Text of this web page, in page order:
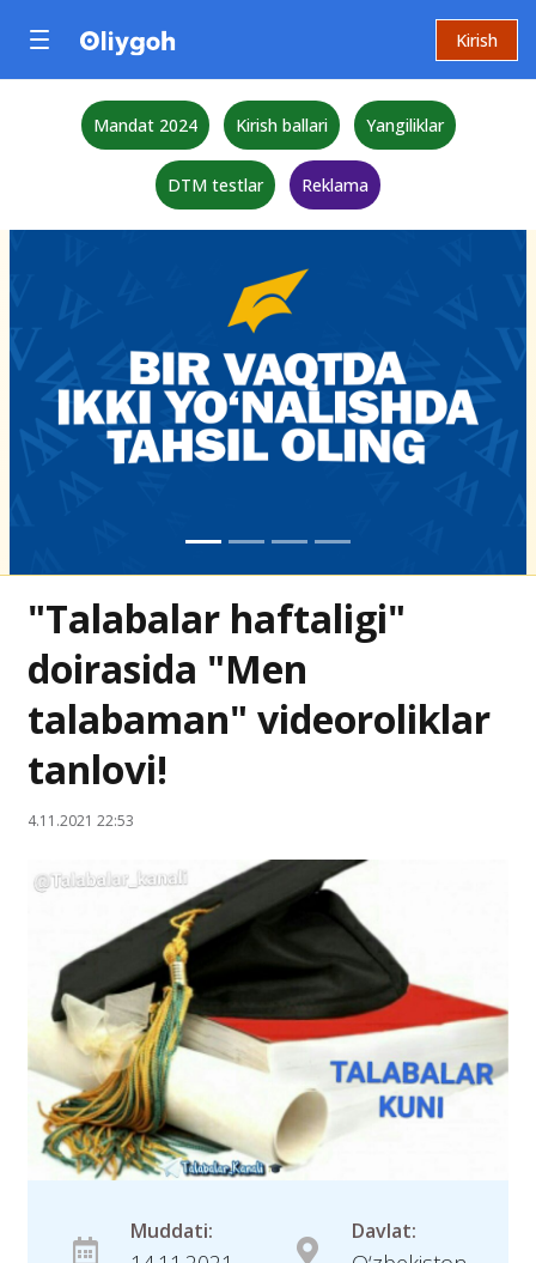
Kirish
Mandat 2024 Kirish ballari Yangiliklar
DTM testlar Reklama
"Talabalar haftaligi"
doirasida "Men
talabaman" videoroliklar
tanlovi!
4.11.2021 22:53
Muddati: Davlat: